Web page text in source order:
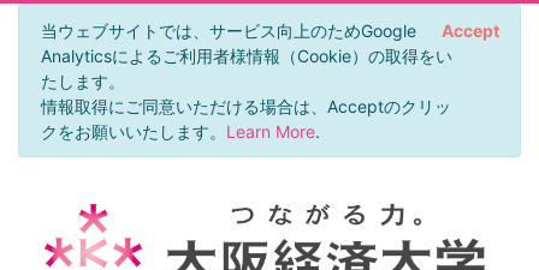
当ウェブサイトでは、サービス向上のためGoogle
Analyticsによるご利用者様情報（Cookie）の取得をい
たします。
情報取得にご同意いただける場合は、Acceptのクリッ
クをお願いいたします。 Learn More.
Accept